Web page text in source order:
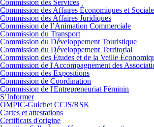
Commission des Services
Commission des Affaires Économiques et
Commission des Affaires Juridiques
Commission de l’Animation Commerciale
Commission du Transport
Commission du Développement Touristique
Commission du Développement Territorial
Commission des Études et de la Veille
Commission de l'Accompagnement des
Commission des Expositions
Commission de Coordination
Commission de l'Entrepreneuriat Féminin
S’Informer
OMPIC-Guichet CCIS/RSK
Cartes et attestations
Certificats d'origine